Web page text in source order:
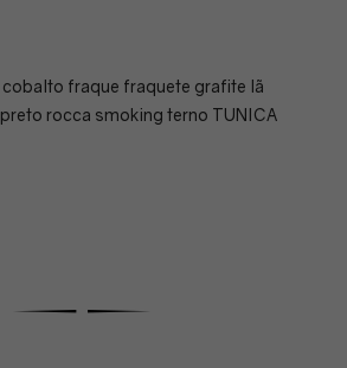
cobalto fraque fraquete grafite lã
preto rocca smoking terno TUNICA